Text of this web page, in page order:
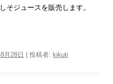
そジュースを販売します。
月28日 投稿者: kikuti